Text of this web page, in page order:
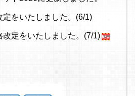
をいたしました。(6/1)
定をいたしました。(7/1)